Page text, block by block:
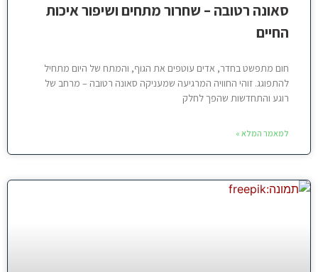
סאונה רטובה – שחרור מתחים ושיפור איכות
החיים
חום מתפשט בחדר, אדים עוטפים את הגוף, והמתח של היום מתחיל
להתפוגג. זוהי החוויה המרגיעה שמעניקה סאונה רטובה – מרחב של
רוגע והתחדשות שהפך לחלק
למאמר המלא »